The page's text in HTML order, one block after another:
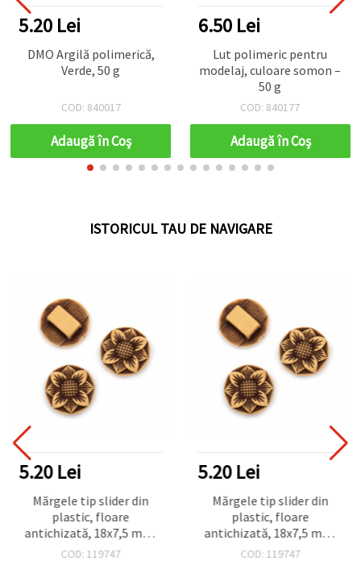
6.50 Lei
Lut polimeric pentru
modelaj, culoare somon –
COD: 840177
Adaugă în Coş
4.68 Lei
Mărgele floare, efect
spălat, 21 mm, gaură
11x11 mm, alb și roșu - 50
g (~50 buc.)
COD: 113430
Adaugă în Coş
ISTORICUL TAU DE NAVIGARE
5.20 Lei
Mărgele tip slider din
plastic, floare
antichizată, 18x7,5 mm,
Orificiu: 8,5x3 mm, maro –
COD: 119747
5.20 Lei
Mărgele tip slider din
plastic, floare
antichizată, 18x7,5 mm,
Orificiu: 8,5x3 mm, maro –
COD: 119747